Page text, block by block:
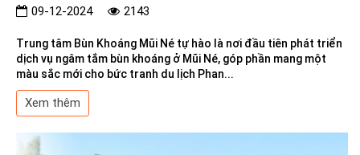
09-12-2024 2143
Trung tâm Bùn Khoáng Mũi Né tự hào là nơi đầu tiên phát triển
dịch vụ ngâm tắm bùn khoáng ở Mũi Né, góp phần mang một
màu sắc mới cho bức tranh du lịch Phan...
Xem thêm